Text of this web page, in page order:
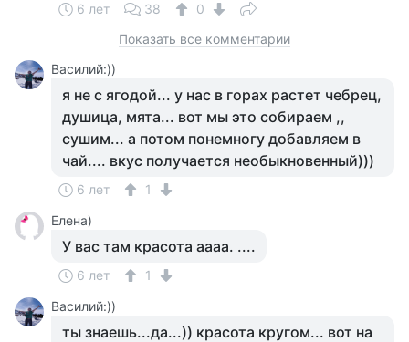
6 лет 38
0
Показать все комментарии
Василий:))
я не с ягодой... у нас в горах растет чебрец,
душица, мята... вот мы это собираем ,,
сушим... а потом понемногу добавляем в
чай.... вкус получается необыкновенный)))
6 лет
1
Елена)
У вас там красота аааа. ....
6 лет
1
Василий:))
ты знаешь...да...)) красота кругом... вот на